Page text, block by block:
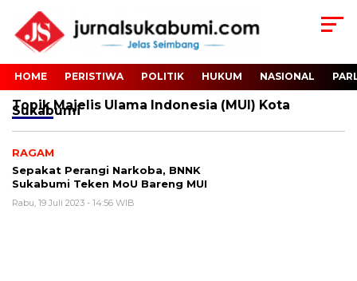
HOME PERISTIWA POLITIK HUKUM NASIONAL
TopikMajelis Ulama Indonesia (MUI) Kota
Sukabumi
RAGAM
Sepakat Perangi Narkoba, BNNK
Sukabumi Teken MoU Bareng MUI
Rabu, 19 Juli 2023 - 14:56 WIB